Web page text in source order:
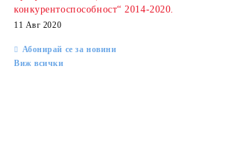
конкурентоспособност“ 2014-2020.
11 Авг 2020
Абонирай се за новини
Виж всички